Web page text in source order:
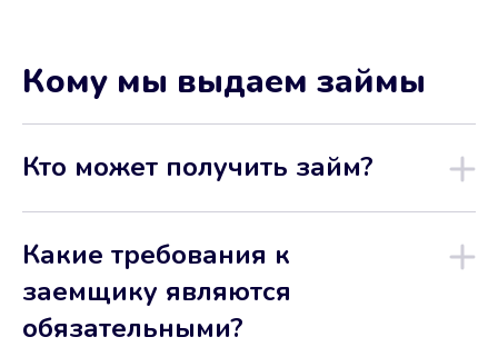
Кому мы выдаем займы
Кто может получить займ?
Какие требования к
заемщику являются
обязательными?